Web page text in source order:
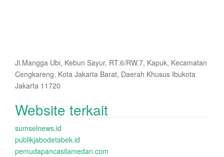
Jl.Mangga Ubi, Kebun Sayur, RT.6/RW.7, Kapuk, Kecamatan
Cengkareng, Kota Jakarta Barat, Daerah Khusus Ibukota
Jakarta 11720
Website terkait
sumselnews.id
publikjabodetabek.id
pemudapancasilamedan.com